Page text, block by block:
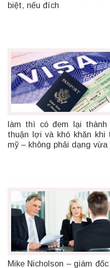
biệt, nếu đích
làm thì có đem lại thành
thuận lợi và khó khăn
mỹ – không phải dạng
Mike Nicholson – giám